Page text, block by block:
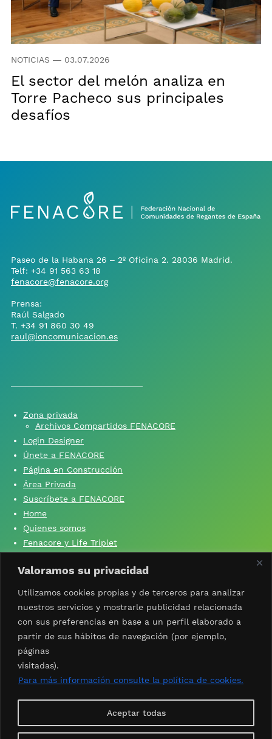
Valoramos su privacidad
Utilizamos cookies propias y de terceros para analizar
nuestros servicios y mostrarle publicidad relacionada
con sus preferencias en base a un perfil elaborado a
partir de sus hábitos de navegación (por ejemplo,
páginas
visitadas).
Para más información consulte la política de cookies.
Aceptar todas
NOTICIAS — 03.07.2026
El sector del melón analiza en
Torre Pacheco sus principales
desafíos
Paseo de la Habana 26 – 2º Oficina 2. 28036 Madrid.
Telf: +34 91 563 63 18
fenacore@fenacore.org
Prensa:
Raúl Salgado
T. +34 91 860 30 49
raul@ioncomunicacion.es
Zona privada
Archivos Compartidos FENACORE
Login Designer
Únete a FENACORE
Página en Construcción
Área Privada
Suscríbete a FENACORE
Home
Quienes somos
Fenacore y Life Triplet
Contacta con nosotros
Síguenos X facebookLinkedinInstagramWhatsappyoutube